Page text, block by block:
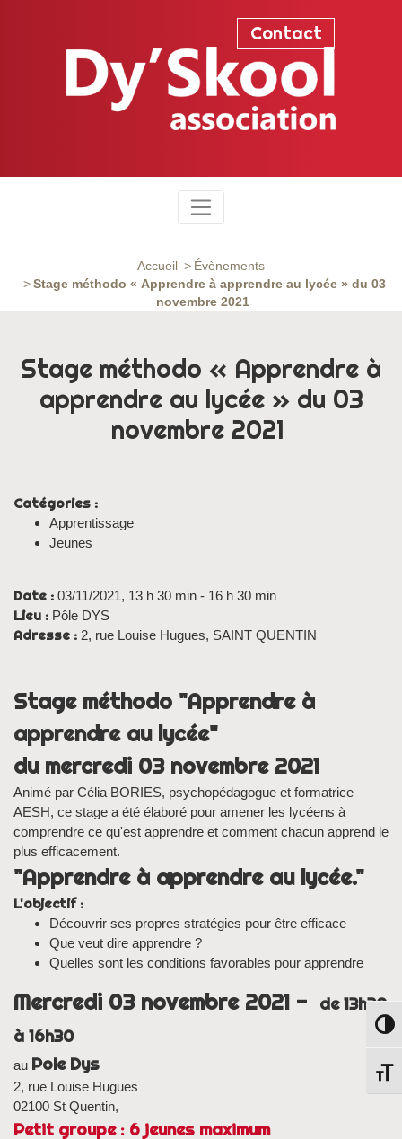
Contact
Accueil
Évènements
Stage méthodo « Apprendre à apprendre au lycée » du 03
novembre 2021
Stage méthodo « Apprendre à
apprendre au lycée » du 03
novembre 2021
Catégories :
Apprentissage
Jeunes
Date : 03/11/2021, 13 h 30 min - 16 h 30 min
Lieu : Pôle DYS
Adresse : 2, rue Louise Hugues, SAINT QUENTIN
Stage méthodo "Apprendre à
apprendre au lycée"
du mercredi 03 novembre 2021
Animé par Célia BORIES, psychopédagogue et formatrice
AESH, ce stage a été élaboré pour amener les lycéens à
comprendre ce qu'est apprendre et comment chacun apprend le
plus efficacement.
"Apprendre à apprendre au lycée."
L'objectif :
Découvrir ses propres stratégies pour être efficace
Que veut dire apprendre ?
Quelles sont les conditions favorables pour apprendre
Mercredi 03 novembre 2021 -
de 13h30
à 16h30
au Pole Dys
2, rue Louise Hugues
02100 St Quentin,
Petit groupe : 6 jeunes maximum